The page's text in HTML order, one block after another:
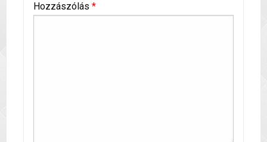
Hozzászólás *